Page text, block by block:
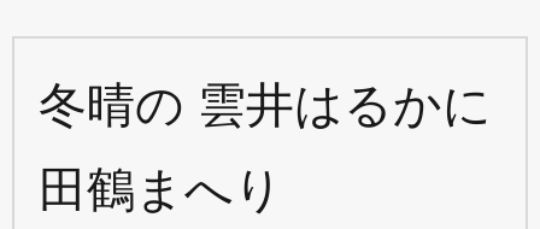
冬晴の 雲井はるかに
田鶴まへり